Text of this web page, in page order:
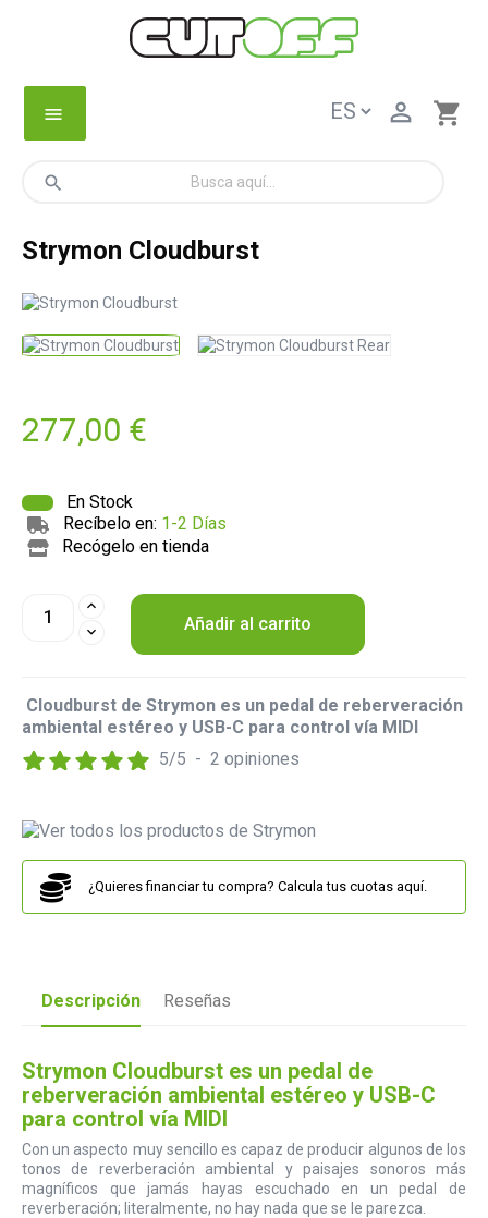
menu shopping_cart

search
Strymon Cloudburst
277,00 €
En Stock
Recíbelo en: 1-2 Días
Recógelo en tienda
Añadir al carrito
Cloudburst de Strymon es un pedal de reberveración
ambiental estéreo y USB-C para control vía MIDI
5/5 - 2 opiniones
¿Quieres financiar tu compra? Calcula tus cuotas aquí.
Descripción Reseñas
Strymon Cloudburst es un pedal de
reberveración ambiental estéreo y USB-C
para control vía MIDI
Con un aspecto muy sencillo es capaz de producir algunos de los
tonos de reverberación ambiental y paisajes sonoros más
magníficos que jamás hayas escuchado en un pedal de
reverberación; literalmente, no hay nada que se le parezca.